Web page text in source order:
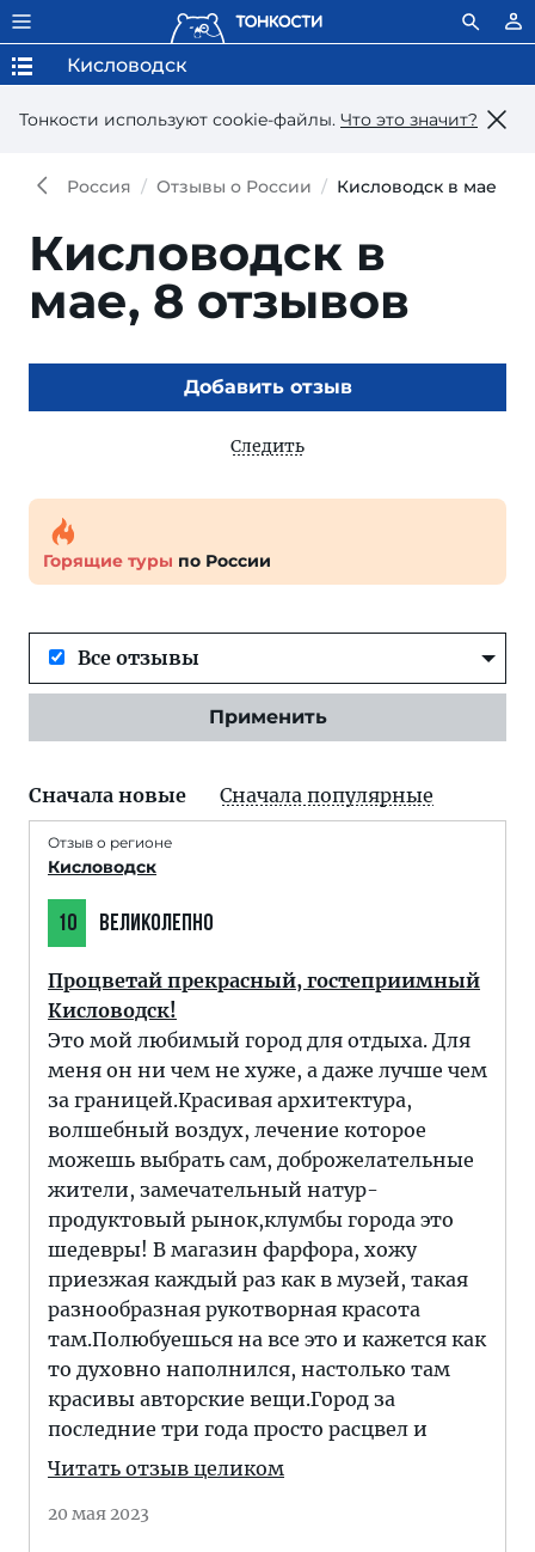
Тонкости используют сookie-файлы. Что это значит?
Кисловодск
Россия Отзывы о России Кисловодск в мае
Кисловодск в
мае, 8 отзывов
Добавить отзыв
Следить
Горящие туры по России
Все отзывы
Применить
Сначала новые Сначала популярные
Отзыв о регионе
Кисловодск
10 ВЕЛИКОЛЕПНО
Процветай прекрасный, гостеприимный
Кисловодск!
Это мой любимый город для отдыха. Для
меня он ни чем не хуже, а даже лучше чем
за границей.Красивая архитектура,
волшебный воздух, лечение которое
можешь выбрать сам, доброжелательные
жители, замечательный натур-
продуктовый рынок,клумбы города это
шедевры! В магазин фарфора, хожу
приезжая каждый раз как в музей, такая
разнообразная рукотворная красота
там.Полюбуешься на все это и кажется как
то духовно наполнился, настолько там
красивы авторские вещи.Город за
последние три года просто расцвел и
Читать отзыв целиком
20 мая 2023